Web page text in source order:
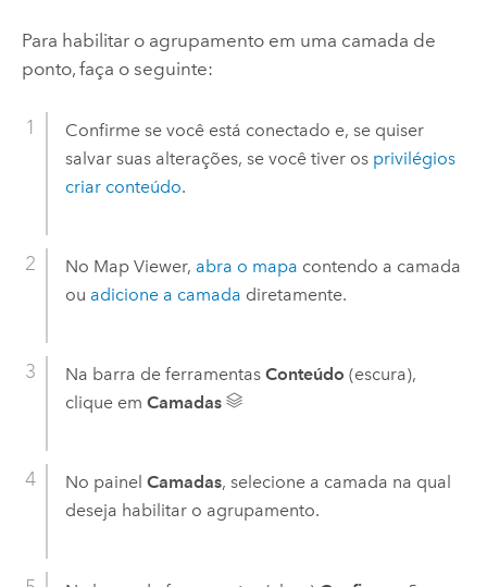
Para habilitar o agrupamento em uma camada de
ponto, faça o seguinte:
Confirme se você está conectado e, se quiser
salvar suas alterações, se você tiver os privilégios
criar conteúdo.
No Map Viewer, abra o mapa contendo a camada
ou adicione a camada diretamente.
Na barra de ferramentas Conteúdo (escura),
clique em Camadas
No painel Camadas, selecione a camada na qual
deseja habilitar o agrupamento.